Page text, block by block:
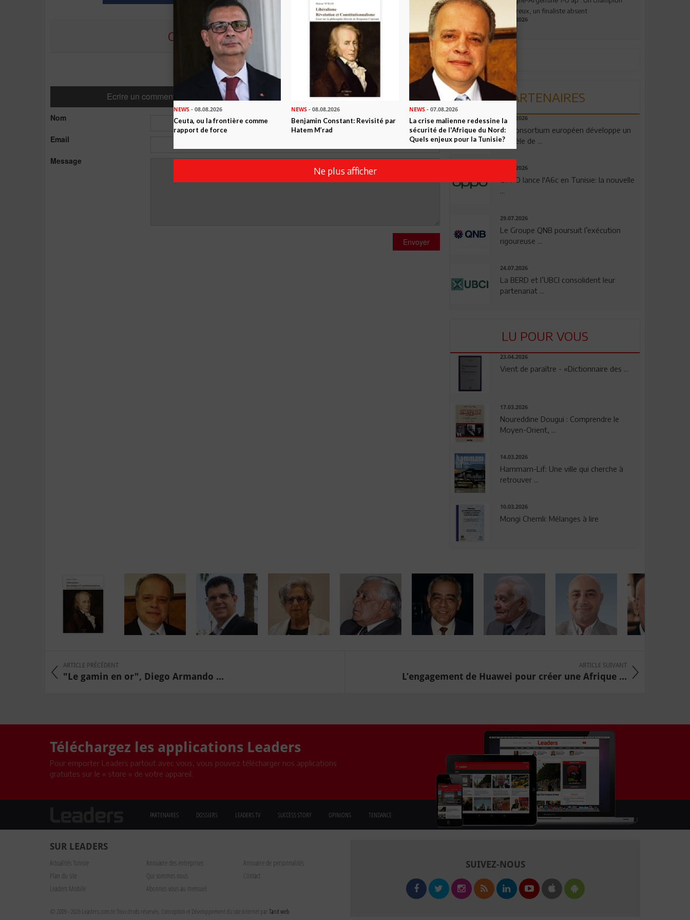
COMMENTER CET ARTICLE
Commentaires
Ecrire un commentaire Commenter
Nom
Email
Message
Envoyer
valeureux, un finaliste absent
19.07.2026
PARTENAIRES
06.08.2026
Un consortium européen développe un
modèle de ...
04.08.2026
OPPO lance l'A6c en Tunisie: la nouvelle
...
29.07.2026
Le Groupe QNB poursuit l’exécution
rigoureuse ...
24.07.2026
La BERD et l’UBCI consolident leur
partenariat ...
LU POUR VOUS
23.04.2026
Vient de paraître - «Dictionnaire des ...
17.03.2026
Noureddine Dougui : Comprendre le
Moyen-Orient, ...
14.03.2026
Hammam-Lif: Une ville qui cherche à
retrouver ...
10.03.2026
Mongi Chemli: Mélanges à lire
ARTICLE PRÉCÉDENT
"Le gamin en or", Diego Armando ...
ARTICLE SUIVANT
L’engagement de Huawei pour créer une Afrique ...
Téléchargez les applications Leaders
Pour emporter Leaders partout avec vous, vous pouvez télécharger nos applications
gratuites sur le « store » de votre appareil.
PARTENAIRES DOSSIERS LEADERS TV SUCCESS STORY OPINIONS TENDANCE
SUR LEADERS
Actualités Tunisie Annuaire des entreprises
Annuaire de personnalités
Plan du site
Qui sommes nous
Contact
Leaders Mobile
Abonnez-vous au mensuel
© 2009 - 2026 Leaders.com.tn Tous droits réservés. Conception et Développement du site internet parTanit web
SUIVEZ-NOUS
NEWS - 08.08.2026
Ceuta, ou la frontière comme
rapport de force
NEWS - 08.08.2026
Benjamin Constant: Revisité par
Hatem M’rad
NEWS- 07.08.2026
La crise malienne redessine la
sécurité de l'Afrique du Nord:
Quels enjeux pour la Tunisie?
Ne plus afficher